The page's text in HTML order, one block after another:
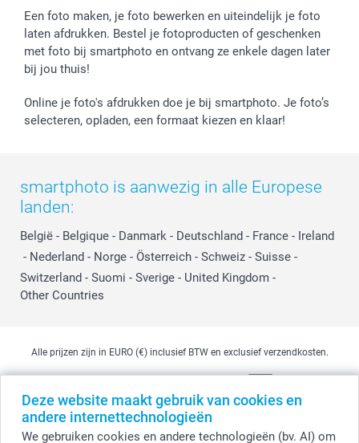
Deze website maakt gebruik van cookies en
andere internettechnologieën
We gebruiken cookies en andere technologieën (bv. AI) om
Prijslijst
Jobs & Stages
Investor Relations
smartfriends
Een foto maken, je foto bewerken en uiteindelijk je foto
laten afdrukken. Bestel je fotoproducten of geschenken
met foto bij smartphoto en ontvang ze enkele dagen later
bij jou thuis!
Online je foto's afdrukken doe je bij smartphoto. Je foto’s
selecteren, opladen, een formaat kiezen en klaar!
smartphoto is aanwezig in alle Europese
landen:
België - Belgique - Danmark - Deutschland - France - Ireland
- Nederland - Norge - Österreich - Schweiz - Suisse -
Switzerland - Suomi - Sverige - United Kingdom -
Other Countries
© smartphoto group. Alle rechten voorbehouden
smartphoto group NV.
Kwatrechtsteenweg 160, 9230 Wetteren, België
Alle prijzen zijn in EURO (€) inclusief BTW en exclusief verzendkosten.